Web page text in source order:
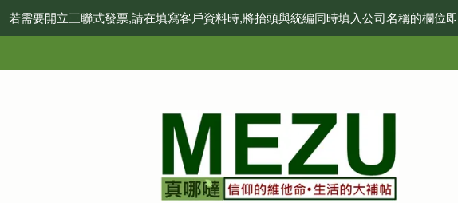
若需要開立三聯式發票,請在填寫客戶資料時,將抬頭與統編同時填入公司名稱的欄位